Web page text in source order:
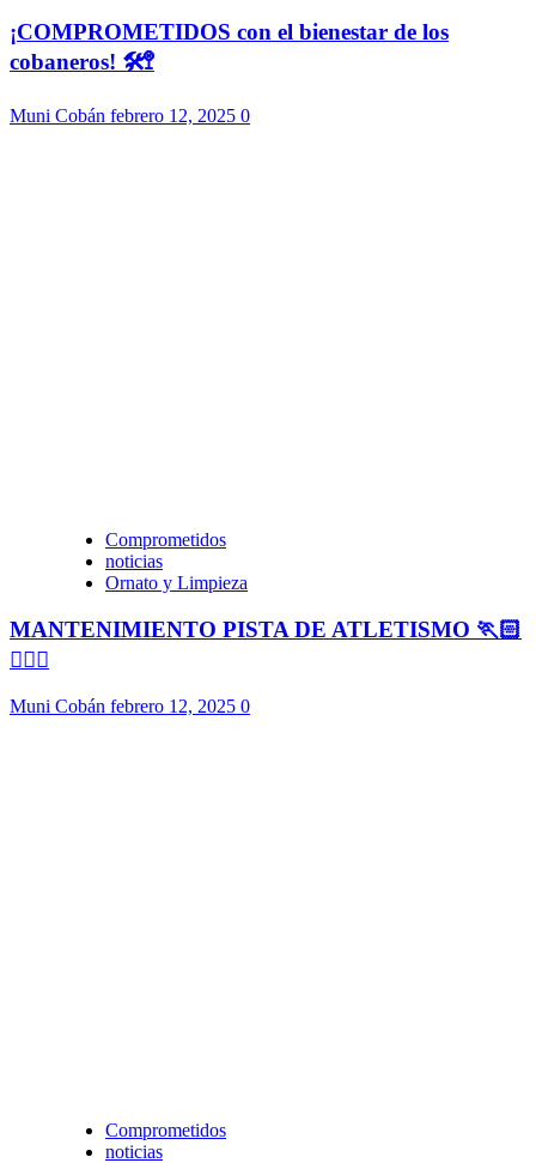
¡COMPROMETIDOS con el bienestar de los
cobaneros! 🛠️🚏
Muni Cobán febrero 12, 2025 0
Comprometidos
noticias
Ornato y Limpieza
MANTENIMIENTO PISTA DE ATLETISMO 🏃🏻
🏃🏻‍♀️
Muni Cobán febrero 12, 2025 0
Comprometidos
noticias